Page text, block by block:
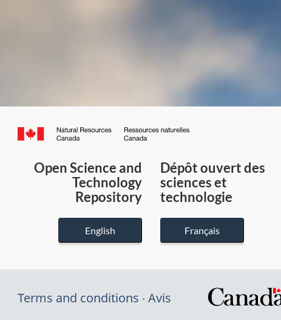
Canada.ca
du
Canada
Open Science and
Technology
Repository
English
Dépôt ouvert des
sciences et
technologie
Français
Terms and conditions Avis